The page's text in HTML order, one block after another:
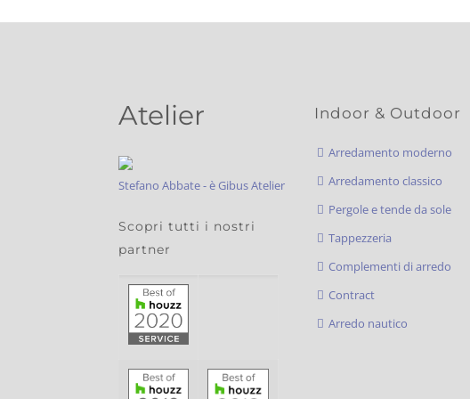
Atelier
Stefano Abbate - è Gibus Atelier
Scopri tutti i nostri
partner
Indoor & Outdoor
Arredamento moderno
Arredamento classico
Pergole e tende da sole
Tappezzeria
Complementi di arredo
Contract
Arredo nautico